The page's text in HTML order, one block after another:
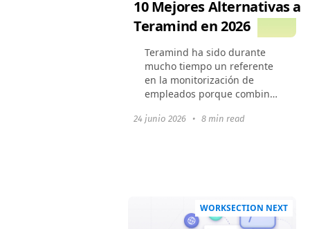
10 Mejores Alternativas a
Teramind en 2026
Teramind ha sido durante
mucho tiempo un referente
en la monitorización de
empleados porque combina
alertas de violaciones y
24 junio 2026 • 8 min read
WORKSECTION NEXT